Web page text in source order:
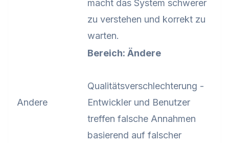
macht das System schwerer
zu verstehen und korrekt zu
warten.
Andere
Bereich: Ändere
Qualitätsverschlechterung -
Entwickler und Benutzer
treffen falsche Annahmen
basierend auf falscher